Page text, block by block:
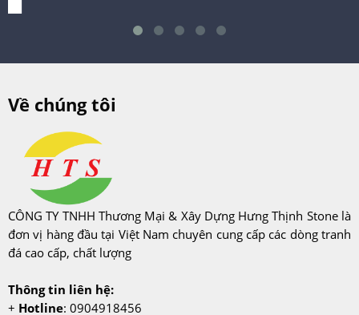
Về chúng tôi
CÔNG TY TNHH Thương Mại & Xây Dựng Hưng Thịnh Stone là
đơn vị hàng đầu tại Việt Nam chuyên cung cấp các dòng tranh
đá cao cấp, chất lượng
Thông tin liên hệ:
+ Hotline: 0904918456